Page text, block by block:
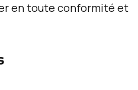
en toute conformité et